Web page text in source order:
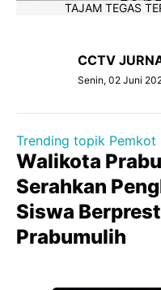
TAJAM TEGAS
CCTV
Senin, 02 Juni
Trending topik Pemkot
Walikota
Serahkan
Siswa
Prabumulih